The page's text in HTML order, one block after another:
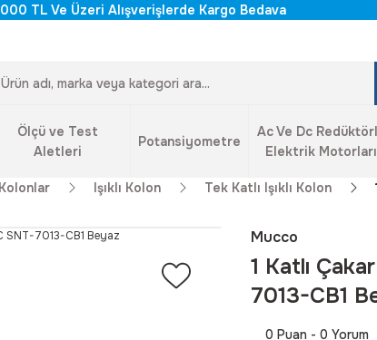
TL Ve Üzeri Alışverişlerde Kargo Bedava
Ölçü ve Test
Aletleri
Potansiyometre
Ac Ve Dc
Elektrik Motorları
Işıklı Kolon Tek Katlı Işıklı Kolon
Mucco
1 Katlı
7013-CB1
0 Puan - 0 Yorum